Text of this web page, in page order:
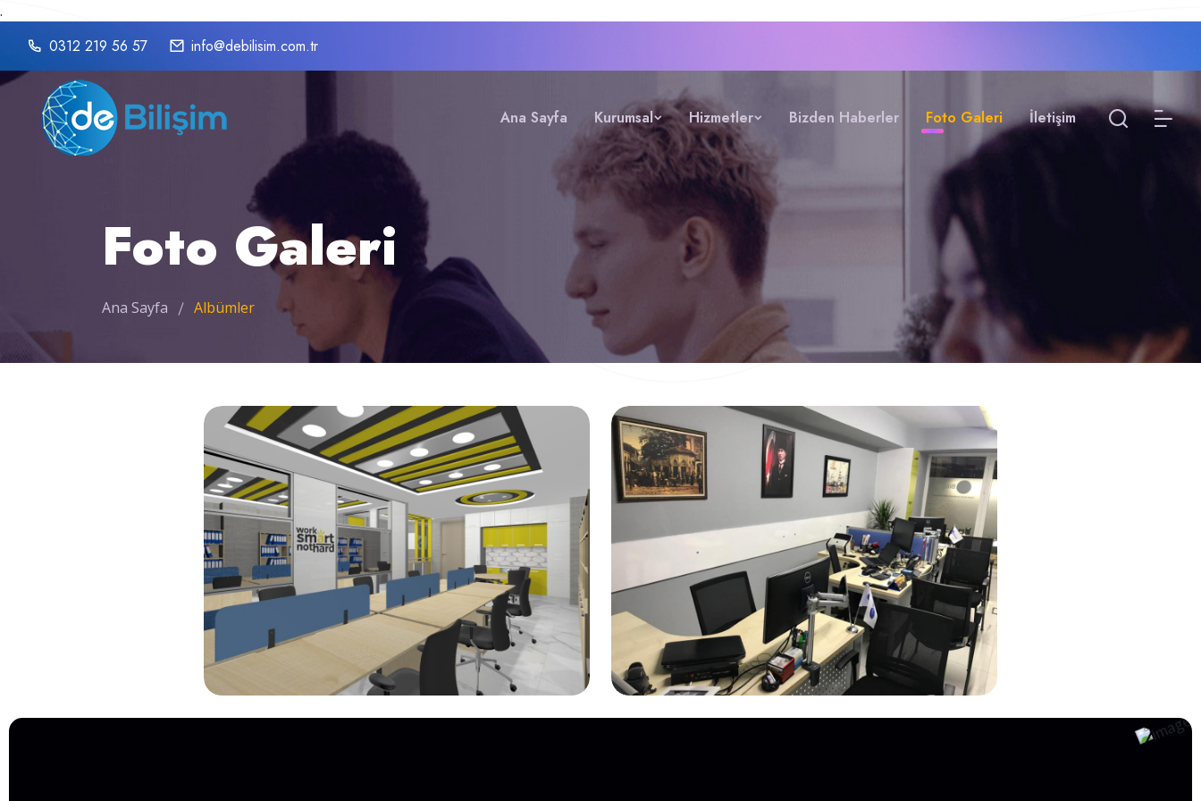
.
0312 219 56 57 info@debilisim.com.tr
Ana Sayfa Kurumsal Hizmetler Bizden Haberler Foto Galeri İletişim
Foto Galeri
Ana Sayfa Albümler